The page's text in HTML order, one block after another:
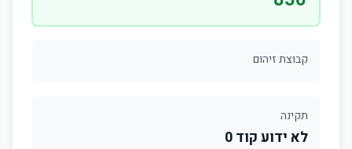
קבוצת זיהום
תקינה
לא ידוע קוד 0